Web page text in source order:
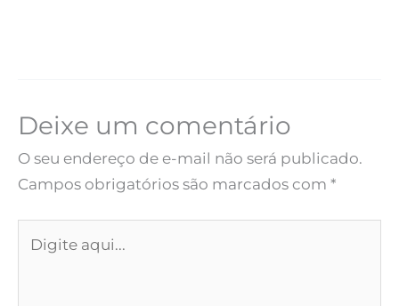
Deixe um comentário
O seu endereço de e-mail não será publicado.
Campos obrigatórios são marcados com *
aqui...